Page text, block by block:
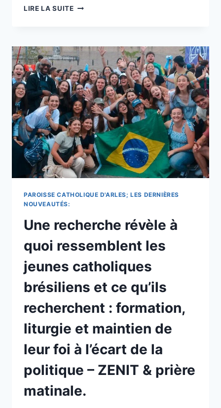
LIRE LA SUITEANN
LORS
DU
MIRACLE
DE
LA
CANONISATION
DE
SETON,
DÉCÈDE
À
78
ANS
–
WORLD
REQUÊTE
PETIT
PAROISSE CATHOLIQUE D'ARLES; LES DERNIÈRES
NOUVEAUTÉS:
Une recherche révèle à
quoi ressemblent les
jeunes catholiques
brésiliens et ce qu’ils
recherchent : formation,
liturgie et maintien de
leur foi à l’écart de la
politique – ZENIT & prière
matinale.